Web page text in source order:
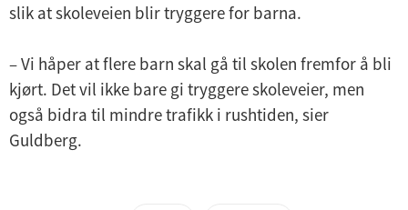
slik at skoleveien blir tryggere for barna.
– Vi håper at flere barn skal gå til skolen fremfor å bli
kjørt. Det vil ikke bare gi tryggere skoleveier, men
også bidra til mindre trafikk i rushtiden, sier
Guldberg.